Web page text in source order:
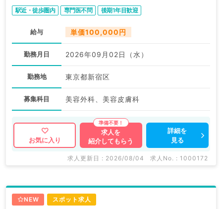
駅近・徒歩圏内 専門医不問 後期1年目歓迎
給与 単価100,000円
勤務月日 2026年09月02日（水）
勤務地 東京都新宿区
募集科目 美容外科、美容皮膚科
お気に入り
求人を
紹介してもらう
詳細を
見る
求人更新日 : 2026/08/04 求人No. : 1000172
NEW スポット求人